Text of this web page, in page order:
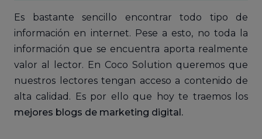
Es bastante sencillo encontrar todo tipo de
información en internet. Pese a esto, no toda la
información que se encuentra aporta realmente
valor al lector. En Coco Solution queremos que
nuestros lectores tengan acceso a contenido de
alta calidad. Es por ello que hoy te traemos los
mejores blogs de marketing digital.